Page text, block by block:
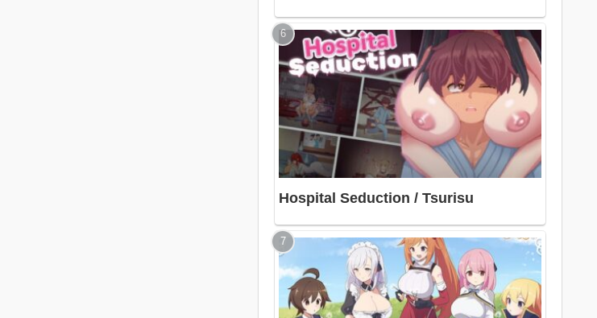
Hospital Seduction / Tsurisu